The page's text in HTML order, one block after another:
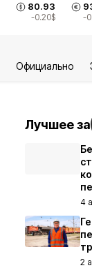
80.93
-0.20$ -
Официально
Лучшее за
4
2